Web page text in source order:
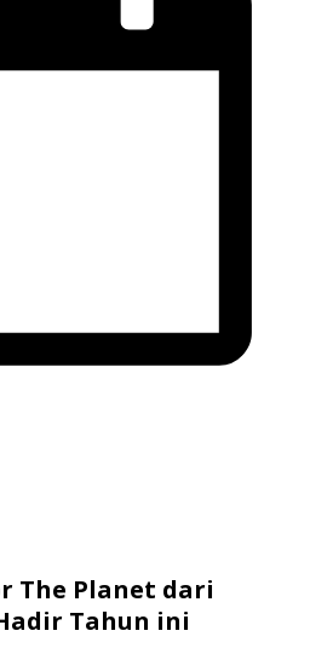
The Planet dari
Tahun ini